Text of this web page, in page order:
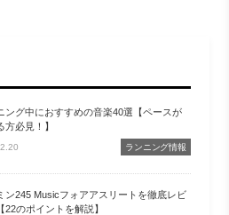
ング中におすすめの音楽40選【ペースが
方必見！】
ランニング情報
ン245 Musicフォアアスリートを徹底レビ
22のポイントを解説】